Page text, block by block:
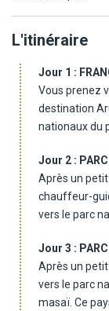
Ngorongoro, un
vagues dorées
ancestrales
Chaque nuit, vos
sereine,
inoubliable, où la
animaux
L'itinéraire
Jour 1 :
Vous prenez
destination
nationaux du
notre
formalités
votre hôtel
d'Arusha,
premier
vous
est libre,
même les
Jour 2 :
Après un
chauffeur-
vers le parc
variée et
végétation,
parasols. Le
Jour 3 :
Après un
vers le parc
masaï. Ce